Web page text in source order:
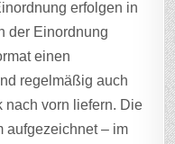
erfolgen in
der Einordnung
einen
regelmäßig auch
nach vorn liefern. Die
aufgezeichnet – im